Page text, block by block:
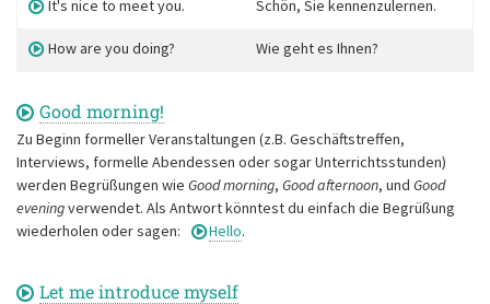
It's nice to meet you. Schön, Sie kennenzulernen.
How are you doing? Wie geht es Ihnen?
Good morning!
Zu Beginn formeller Veranstaltungen (z.B. Geschäftstreffen,
Interviews, formelle Abendessen oder sogar Unterrichtsstunden)
werden Begrüßungen wie Good morning, Good afternoon, und Good
eveningverwendet. Als Antwort könntest du einfach die Begrüßung
wiederholen oder sagen:
Hello.
Let me introduce myself